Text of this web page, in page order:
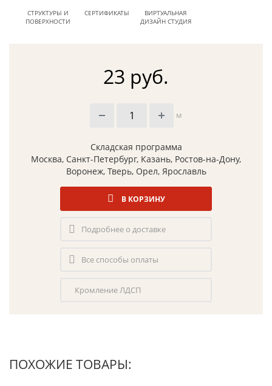
СТРУКТУРЫ И
ПОВЕРХНОСТИ
СЕРТИФИКАТЫ
ВИРТУАЛЬНАЯ
ДИЗАЙН СТУДИЯ
23 руб.
м
Складская программа
Москва, Санкт-Петербург, Казань, Ростов-на-Дону,
Воронеж, Тверь, Орел, Ярославль
В КОРЗИНУ
Подробнее о доставке
Все способы оплаты
Кромление ЛДСП
ПОХОЖИЕ ТОВАРЫ: